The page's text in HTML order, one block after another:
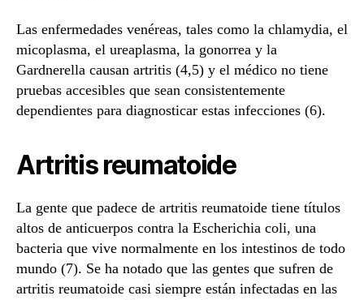
Las enfermedades venéreas, tales como la chlamydia, el
micoplasma, el ureaplasma, la gonorrea y la
Gardnerella causan artritis (4,5) y el médico no tiene
pruebas accesibles que sean consistentemente
dependientes para diagnosticar estas infecciones (6).
Artritis reumatoide
La gente que padece de artritis reumatoide tiene títulos
altos de anticuerpos contra la Escherichia coli, una
bacteria que vive normalmente en los intestinos de todo
mundo (7). Se ha notado que las gentes que sufren de
artritis reumatoide casi siempre están infectadas en las